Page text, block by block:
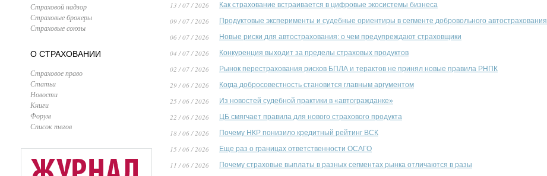
Страховой надзор
Страховые брокеры
Страховые союзы
О СТРАХОВАНИИ
Страховое право
Статьи
Новости
Книги
Форум
Список тегов
13 / 07 / 2026 Как страхование встраивается в цифровые экосистемы бизнеса
09 / 07 / 2026 Продуктовые эксперименты и судебные ориентиры в сегменте добровольного автострахования
06 / 07 / 2026 Новые риски для автострахования: о чем предупреждают страховщики
04 / 07 / 2026 Конкуренция выходит за пределы страховых продуктов
02 / 07 / 2026 Рынок перестрахования рисков БПЛА и терактов не принял новые правила РНПК
29 / 06 / 2026 Когда добросовестность становится главным аргументом
25 / 06 / 2026 Из новостей судебной практики в «автогражданке»
22 / 06 / 2026 ЦБ смягчает правила для нового страхового продукта
18 / 06 / 2026 Почему НКР понизило кредитный рейтинг ВСК
15 / 06 / 2026 Еще раз о границах ответственности ОСАГО
11 / 06 / 2026 Почему страховые выплаты в разных сегментах рынка отличаются в разы